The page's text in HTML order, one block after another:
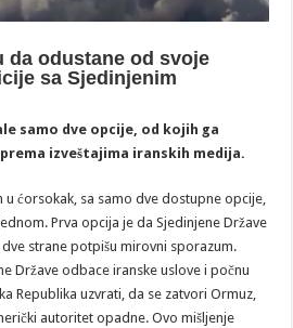
da odustane od svoje
sa Sjedinjenim
samo dve opcije, od kojih ga
izveštajima iranskih medija.
u ćorsokak, sa samo dve dostupne opcije,
Prva opcija je da Sjedinjene Države
strane potpišu mirovni sporazum.
Države odbace iranske uslove i počnu
Republika uzvrati, da se zatvori Ormuz,
autoritet opadne. Ovo mišljenje